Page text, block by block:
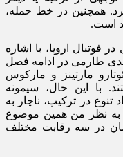
همچنین در خط حمله،
است.
فوتبال اروپا، با اشاره
طارمی در ادامه فصل
مارتینز و مارکوس
با این حال، سیمونه
تنوع در ترکیب، ناچار به
نظر من همین موضوع
در سه رقابت مختلف